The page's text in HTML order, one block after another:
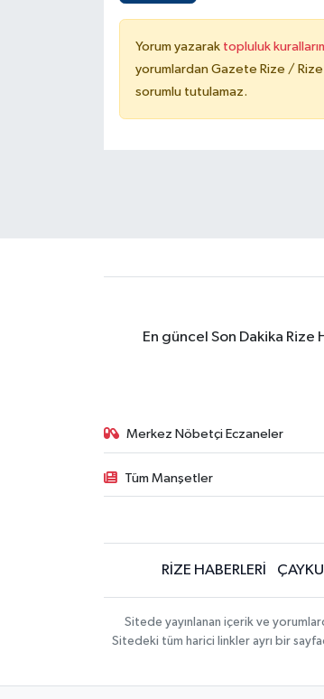
Yorum yazarak topluluk
yorumlardan Gazete Rize /
sorumlu tutulamaz.
En güncel Son Dakika
Merkez Nöbetçi Eczaneler
Tüm Manşetler
RİZE HABERLERİ
Sitede yayınlanan içerik ve
Sitedeki tüm harici linkler ayrı bir